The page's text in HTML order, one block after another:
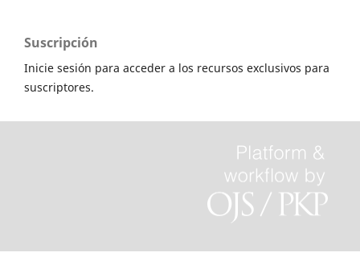
Suscripción
Inicie sesión para acceder a los recursos exclusivos para
suscriptores.